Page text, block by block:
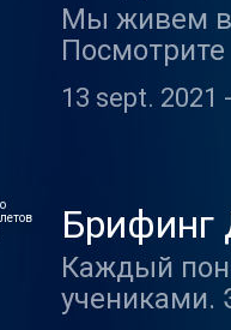
Мы живем в
Посмотрите
сделал нас
самому
13 sept. 2021 -
Брифинг
Казани
Каждый
учениками.